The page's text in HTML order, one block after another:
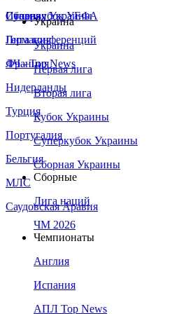
Сборная Украины
Италия
Германия
Франция
Нидерланды
Турция
Португалия
Бельгия
МЛС
Саудовская Аравия
Суперкубок УЕФА
Лига конференций
ЛЧ - Top News
Украина
Украина
Первая лига
Вторая лига
Кубок Украины
Суперкубок Украины
Сборная Украины
Сборные
Лига наций
ЧМ 2026
Чемпионаты
Англия
Испания
АПЛ Top News